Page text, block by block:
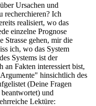
Ursachen und
recherchieren? Ich
realisiert, wo das
einzelne Prognose
Strasse gehen, mir die
ich, wo das System
Systems ist der
Fakten interessiert bist,
hinsichtlich des
(Deine Fragen
und
Lektüre: